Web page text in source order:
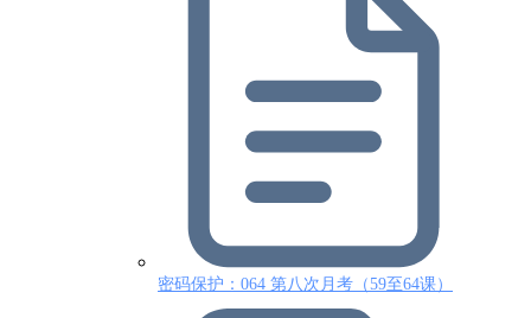
密码保护：064 第八次月考（59至64课）